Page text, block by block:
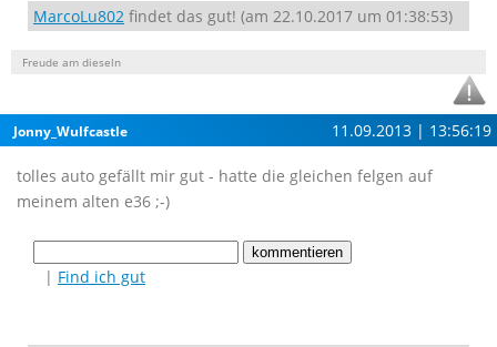
MarcoLu802 findet das gut! (am 22.10.2017 um 01:38:53)
Freude am dieseln
Jonny_Wulfcastle 11.09.2013 | 13:56:19
tolles auto gefällt mir gut - hatte die gleichen felgen auf
meinem alten e36 ;-)
| Find ich gut